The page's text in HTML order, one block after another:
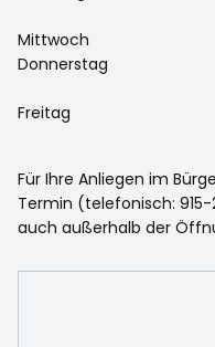
Mittwoch
Donnerstag
Freitag
Für Ihre Anliegen im
Termin (telefonisch:
auch außerhalb der